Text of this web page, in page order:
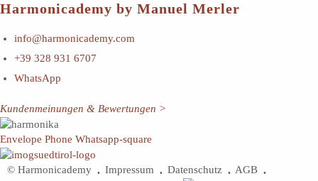
Harmonicademy by Manuel Merler
info@harmonicademy.com
+39 328 931 6707
WhatsApp
Kundenmeinungen & Bewertungen >
Envelope Phone Whatsapp-square
© Harmonicademy • Impressum • Datenschutz • AGB •